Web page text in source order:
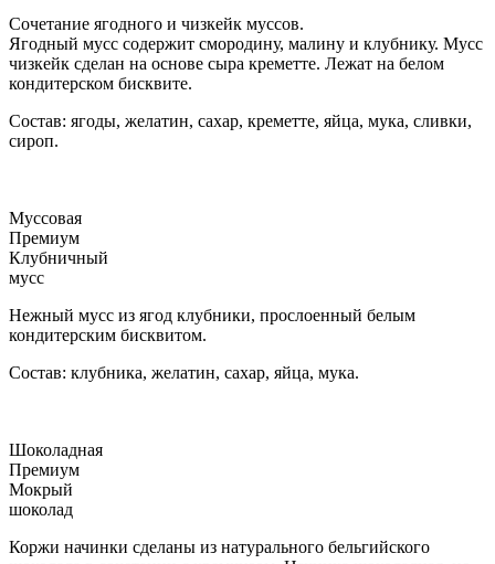
Сочетание ягодного и чизкейк муссов.
Ягодный мусс содержит смородину, малину и клубнику. Мусс
чизкейк сделан на основе сыра креметте. Лежат на белом
кондитерском бисквите.
Состав: ягоды, желатин, сахар, креметте, яйца, мука, сливки,
сироп.
Муссовая
Премиум
Клубничный
мусс
Нежный мусс из ягод клубники, прослоенный белым
кондитерским бисквитом.
Состав: клубника, желатин, сахар, яйца, мука.
Шоколадная
Премиум
Мокрый
шоколад
Коржи начинки сделаны из натурального бельгийского